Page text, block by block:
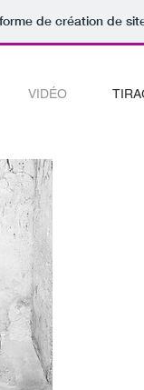
de création de
VIDÉO